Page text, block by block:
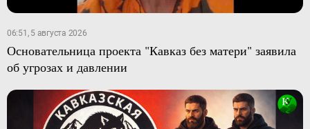
06:51, 5 августа 2026
Основательница проекта "Кавказ без матери" заявила
об угрозах и давлении